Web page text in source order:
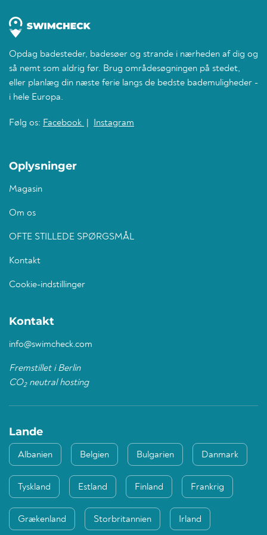
Opdag badesteder, badesøer og strande i nærheden af dig og
så nemt som aldrig før. Brug områdesøgningen på stedet,
eller planlæg din næste ferie langs de bedste bademuligheder -
i hele Europa.
Følg os: Facebook Instagram
Oplysninger
Magasin
Om os
OFTE STILLEDE SPØRGSMÅL
Kontakt
Cookie-indstillinger
Kontakt
info@swimcheck.com
Fremstillet i Berlin
CO2neutral hosting
Lande
Albanien Belgien Bulgarien Danmark
Tyskland Estland Finland Frankrig
Grækenland Storbritannien Irland